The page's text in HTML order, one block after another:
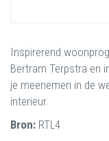
Inspirerend
Bertram Terpstra en
je meenemen in de
interieur.
Bron: RTL4